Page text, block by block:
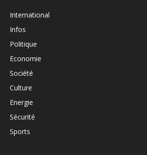
International
Infos
Politique
Economie
Société
Culture
Energie
Sécurité
Sports